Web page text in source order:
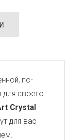
по-
для своего
Crystal
для вас